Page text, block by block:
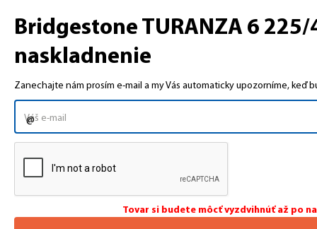
Bridgestone TURANZA 6
naskladnenie
Zanechajte nám prosím e-mail a my Vás automaticky upozorníme, keď
Tovar si budete môcť vyzdvihnúť až po